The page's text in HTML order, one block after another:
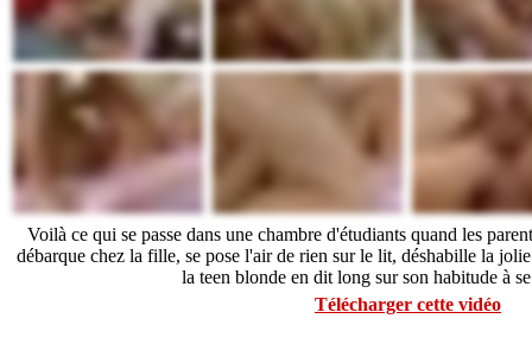
Voilà ce qui se passe dans une chambre d'étudiants quand les
débarque chez la fille, se pose l'air de rien sur le lit, déshabille la
la teen blonde en dit long sur son habitude à
Télécharger cette vidéo